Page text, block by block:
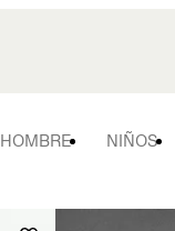
HOMBRE NIÑOS